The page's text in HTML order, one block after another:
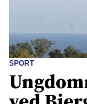
SPORT